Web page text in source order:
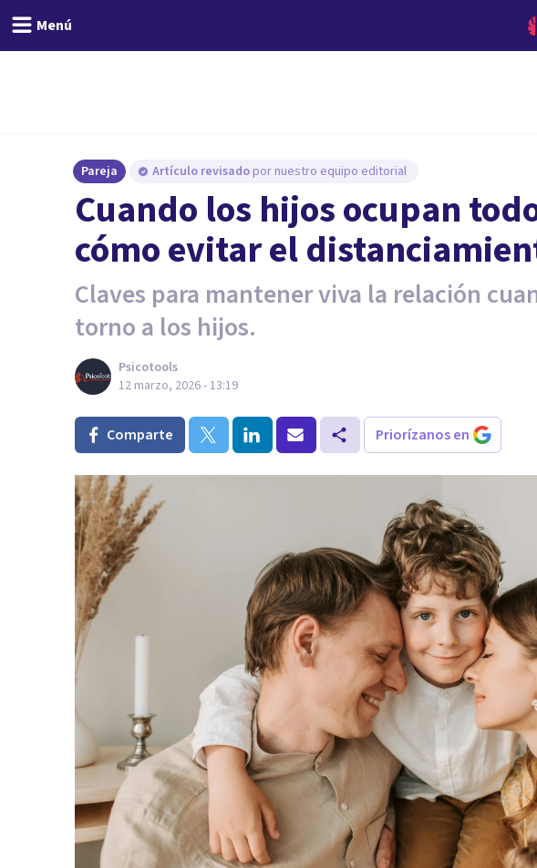
Menú
Pareja Artículo revisado por nuestro equipo editorial
Cuando los hijos ocupan
cómo evitar el
Claves para mantener viva la relación
torno a los hijos.
Psicotools
12 marzo, 2026 - 13:19
Comparte Priorízanos en